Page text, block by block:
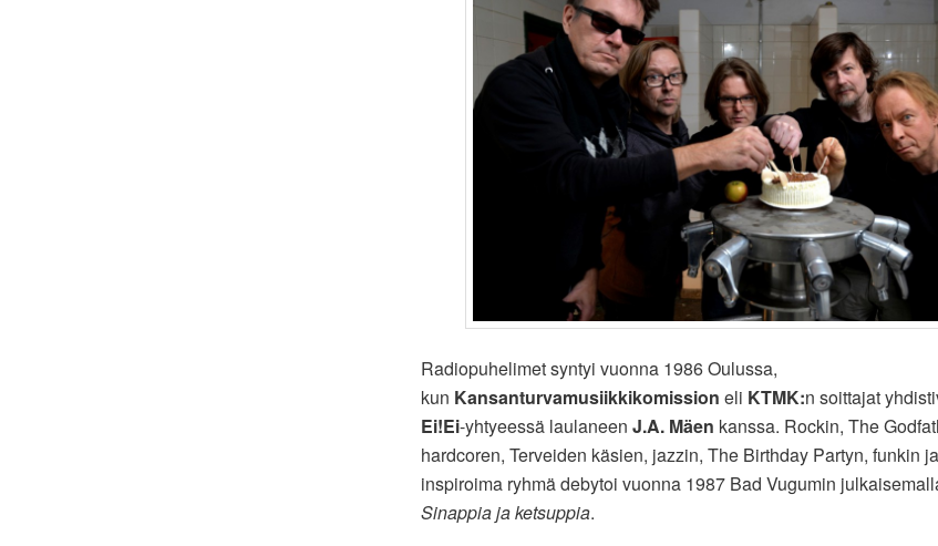
Radiopuhelimet syntyi vuonna 1986 Oulussa,
kun Kansanturvamusiikkikomission eli KTMK:n soittajat
Ei!Ei-yhtyeessä laulaneen J.A. Mäen kanssa. Rockin, The
hardcoren, Terveiden käsien, jazzin, The Birthday Partyn, funkin
inspiroima ryhmä debytoi vuonna 1987 Bad Vugumin
Sinappia ja ketsuppia.